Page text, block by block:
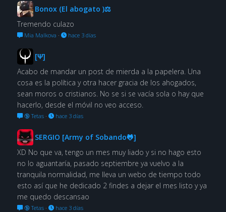
Bonox (El abogato )⚖
Tremendo culazo
Mia Malkova · hace 3 días
[Ψ]
Acabo de mandar un post de mierda a la papelera. Una
cosa es la política y otra hacer gracia de los ahogados,
sean moros o cristianos. No se si se vacía sola o hay que
hacerlo, desde el móvil no veo acceso.
🔞 Tetas· hace 3 días
SERGIO [Army of Sobando🐸]
XD No que va, tengo un mes muy liado y si no hago esto
no lo aguantaría, pasado septiembre ya vuelvo a la
tranquila normalidad, me lleva un webo de tiempo todo
esto así que he dedicado 2 findes a dejar el mes listo y ya
me quedo descansao
🔞 Tetas· hace 3 días